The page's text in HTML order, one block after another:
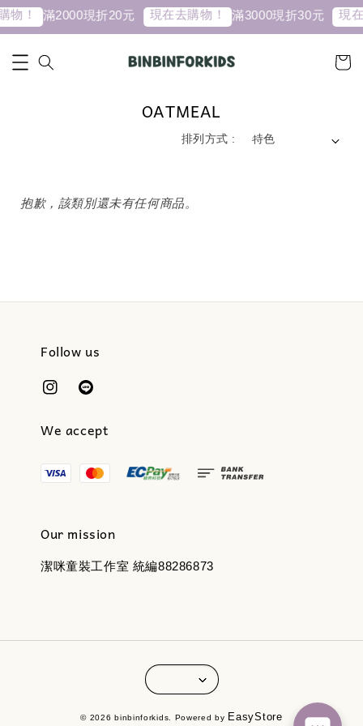
物！ 滿2000現折20元 現在去購物！ 滿3000現折30元 現
OATMEAL
排列方式 :
抱歉，該類別還未有任何商品。
Follow us
We accept
Our mission
潔咪童裝工作室 統編88286873
© 2026 binbinforkids. Powered by EasyStore